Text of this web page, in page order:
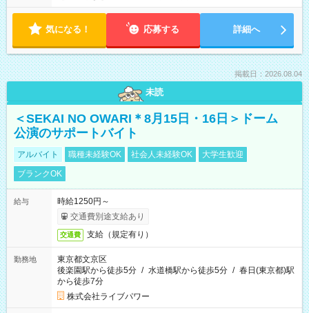
気になる！ 応募する 詳細へ
掲載日：2026.08.04
未読
＜SEKAI NO OWARI＊8月15日・16日＞ドーム
公演のサポートバイト
アルバイト 職種未経験OK 社会人未経験OK
大学生歓迎
ブランクOK
給与
時給1250円～
交通費別途支給あり
交通費 支給（規定有り）
勤務地
東京都文京区
後楽園駅から徒歩5分 / 水道橋駅から徒歩5分 / 春日(東京都)駅
から徒歩7分
株式会社ライブパワー